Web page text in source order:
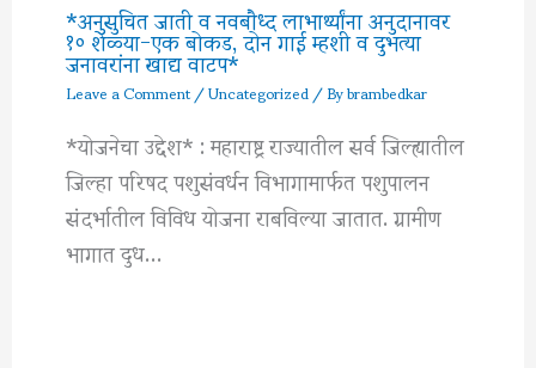
*अनुसुचित जाती व नवबौध्द लाभार्थ्यांना अनुदानावर
१० शेळ्या-एक बोकड, दोन गाई म्हशी व दुभत्या
जनावरांना खाद्य वाटप*
Leave a Comment/Uncategorized/ Bybrambedkar
*योजनेचा उद्देश* : महाराष्ट्र राज्यातील सर्व जिल्ह्यातील
जिल्हा परिषद पशुसंवर्धन विभागामार्फत पशुपालन
संदर्भातील विविध योजना राबविल्या जातात. ग्रामीण
भागात दुध…